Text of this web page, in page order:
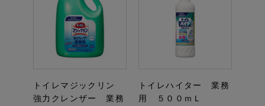
トイレマジックリン
強力クレンザー 業務
トイレハイター 業務
用 ５００ｍＬ